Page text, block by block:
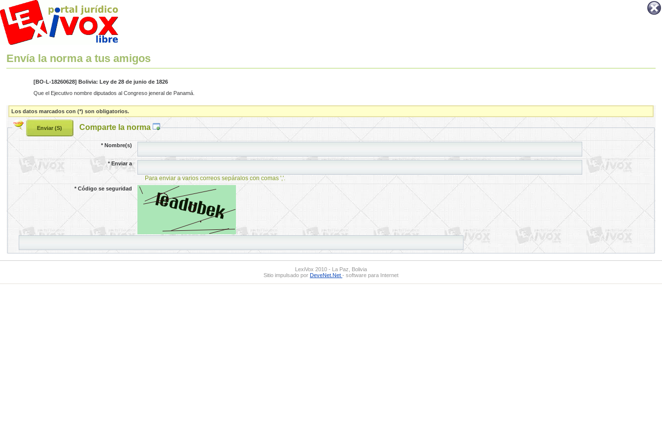
Envía la norma a tus amigos
[BO-L-18260628] Bolivia: Ley de 28 de junio de 1826
Que el Ejecutivo nombre diputados al Congreso jeneral de Panamá.
Los datos marcados con (*) son obligatorios.
Comparte la norma
*Nombre(s)
*Enviar a
Para enviar a varios correos sepáralos con comas ','.
*Código se seguridad
LexiVox 2010 - La Paz, Bolivia
Sitio impulsado por DeveNet.Net - software para Internet